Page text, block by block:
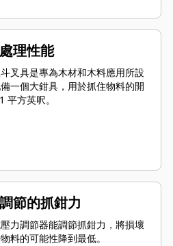
理性能
叉具是專為木材和木料應用所設
一個大鉗具，用於抓住物料的開
平方英呎。
節的抓鉗力
力調節器能調節抓鉗力，將損壞
料的可能性降到最低。